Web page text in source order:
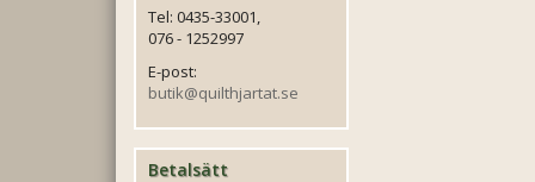
Tel: 0435-33001,
076 - 1252997
E-post:
butik@quilthjartat.se
Betalsätt